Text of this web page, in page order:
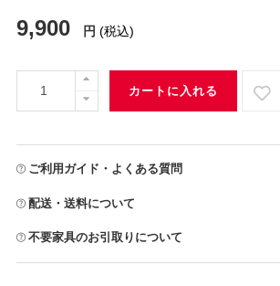
9,900 円 (税込)
カートに入れる
ご利用ガイド・よくある質問
配送・送料について
不要家具のお引取りについて